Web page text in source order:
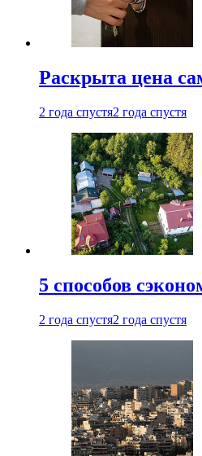
Раскрыта цена
2 года спустя2 года спустя
5 способов
2 года спустя2 года спустя